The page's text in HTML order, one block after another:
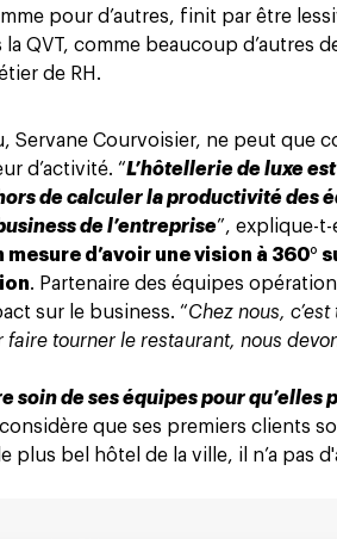
pour d’autres, finit par être
QVT, comme beaucoup d’autres
de RH.
Servane Courvoisier, ne peut que
d’activité. “L’hôtellerie de luxe
de calculer la productivité des
de l’entreprise”, explique-t-
d’avoir une vision à 360°
. Partenaire des équipes
sur le business. “Chez nous,
faire tourner le restaurant, nous
soin de ses équipes pour qu’elles
considère que ses premiers clients
plus bel hôtel de la ville, il n’a pas